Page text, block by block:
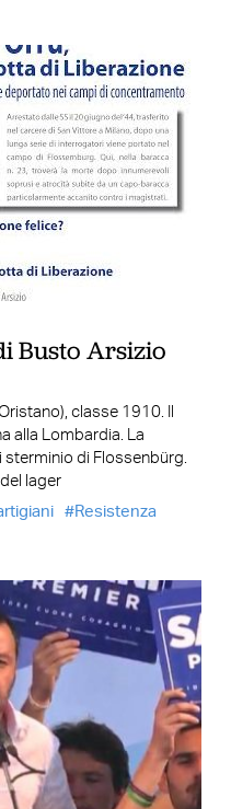
Busto Arsizio
classe 1910. Il
alla Lombardia. La
di Flossenbürg.
lager
Resistenza